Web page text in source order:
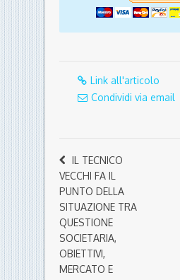
Link all'articolo
Condividi via email
IL TECNICO
VECCHI FA IL
PUNTO DELLA
SITUAZIONE TRA
QUESTIONE
SOCIETARIA,
OBIETTIVI,
MERCATO E